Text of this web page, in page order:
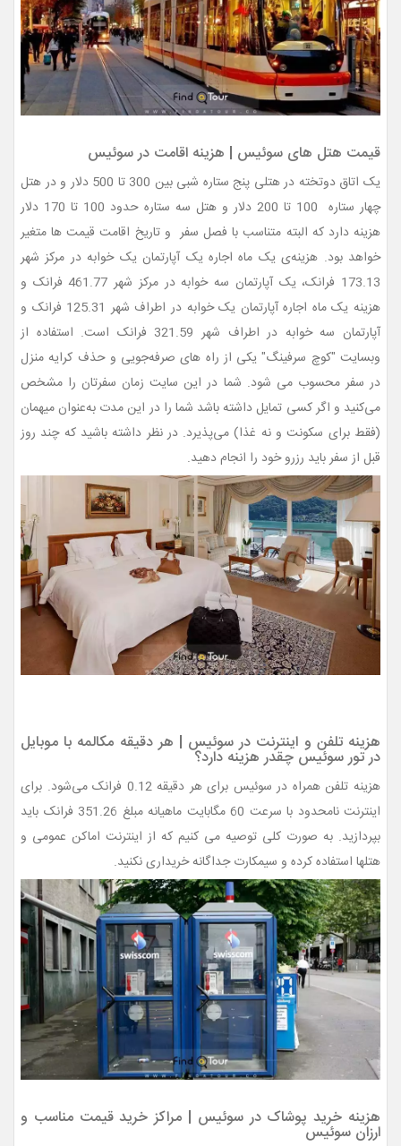
قیمت هتل‌ های سوئیس | هزینه اقامت در سوئیس
یک اتاق دوتخته در هتلی پنج ستاره شبی بین 300 تا 500 دلار و در هتل
چهار ستاره 100 تا 200 دلار و هتل سه ستاره حدود 100 تا 170 دلار
هزینه دارد که البته متناسب با فصل سفر و تاریخ اقامت قیمت ها متغیر
خواهد بود. هزینه‌ی ‌یک ماه اجاره یک آپارتمان یک خوابه در مرکز شهر
173.13 فرانک، یک آپارتمان سه خوابه در مرکز شهر 461.77 فرانک و
هزینه ‌یک ماه اجاره آپارتمان یک خوابه در اطراف شهر 125.31 فرانک و
آپارتمان سه خوابه در اطراف شهر 321.59 فرانک است. استفاده از
وبسایت "کوچ سرفینگ" یکی از راه های صرفه‌جویی و حذف کرایه منزل
در سفر محسوب می شود. شما در این سایت زمان سفرتان را مشخص
می‌کنید و اگر کسی تمایل داشته باشد شما را در این مدت به‌عنوان میهمان
(فقط برای سکونت و نه غذا) می‌پذیرد. در نظر داشته باشید که چند روز
قبل از سفر باید رزرو خود را انجام دهید.
هزینه تلفن و اینترنت در سوئیس | هر دقیقه مکالمه با موبایل
در تور سوئیس چقدر هزینه دارد؟
هزینه تلفن همراه در سوئیس برای هر دقیقه 0.12 فرانک می‌شود. برای
اینترنت نامحدود با سرعت 60 مگابایت ماهیانه مبلغ 351.26 فرانک باید
بپردازید. به صورت کلی توصیه می کنیم که از اینترنت اماکن عمومی و
هتلها استفاده کرده و سیمکارت جداگانه خریداری نکنید.
هزینه خرید پوشاک در سوئیس | مراکز خرید قیمت مناسب و
ارزان سوئیس